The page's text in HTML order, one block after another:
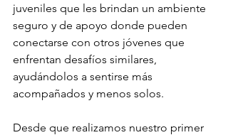
juveniles que les brindan un ambiente
seguro y de apoyo donde pueden
conectarse con otros jóvenes que
enfrentan desafíos similares,
ayudándolos a sentirse más
acompañados y menos solos.
Desde que realizamos nuestro primer